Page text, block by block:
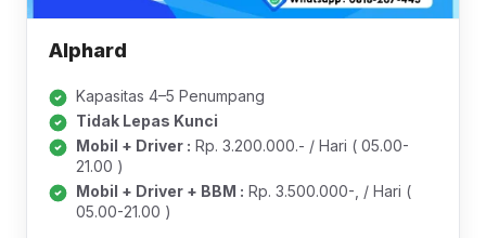
Alphard
Kapasitas 4–5 Penumpang
Tidak Lepas Kunci
Mobil + Driver : Rp. 3.200.000.- / Hari ( 05.00-
21.00 )
Mobil + Driver + BBM : Rp. 3.500.000-, / Hari (
05.00-21.00 )